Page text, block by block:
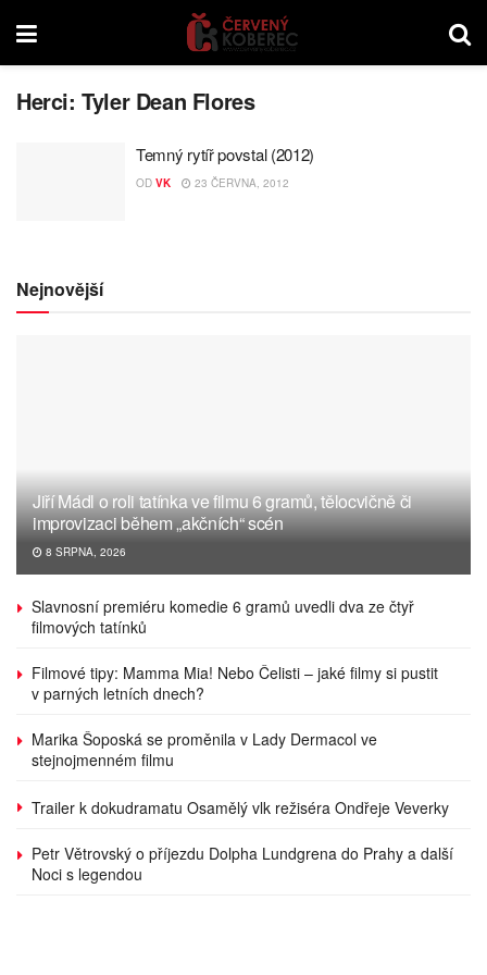
Herci:Tyler Dean Flores
Temný rytíř povstal (2012)
OD VK 23 ČERVNA, 2012
Nejnovější
Jiří Mádl o roli tatínka ve filmu 6 gramů, tělocvičně či
improvizaci během „akčních“ scén
8 SRPNA, 2026
Slavnosní premiéru komedie 6 gramů uvedli dva ze čtyř
filmových tatínků
Filmové tipy: Mamma Mia! Nebo Čelisti – jaké filmy si pustit
v parných letních dnech?
Marika Šoposká se proměnila v Lady Dermacol ve
stejnojmenném filmu
Trailer k dokudramatu Osamělý vlk režiséra Ondřeje Veverky
Petr Větrovský o příjezdu Dolpha Lundgrena do Prahy a další
Noci s legendou